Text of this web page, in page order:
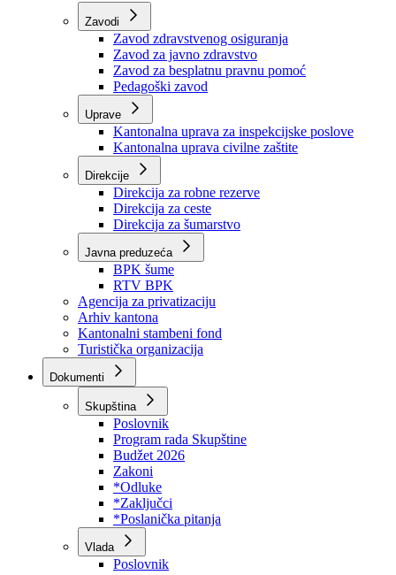
Centar za socijalni rad
Dom za stara i iznemogla lica
Kantonalna bolnica
Zavodi
Zavod zdravstvenog osiguranja
Zavod za javno zdravstvo
Zavod za besplatnu pravnu pomoć
Pedagoški zavod
Kantonalna uprava za inspekcijske poslove
Kantonalna uprava civilne zaštite
Direkcije
Direkcija za robne rezerve
Direkcija za ceste
Direkcija za šumarstvo
Javna preduzeća
BPK šume
RTV BPK
Agencija za privatizaciju
Arhiv kantona
Kantonalni stambeni fond
Turistička organizacija
Dokumenti
Skupština
Poslovnik
Program rada Skupštine
Budžet 2026
Zakoni
*Odluke
*Zaključci
*Poslanička pitanja